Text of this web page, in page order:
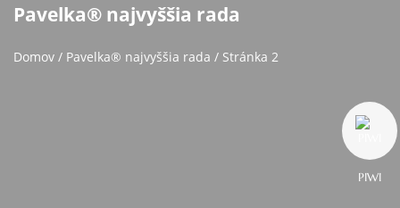
Pavelka® najvyššia rada
Domov / Pavelka® najvyššia rada / Stránka 2
PIWI